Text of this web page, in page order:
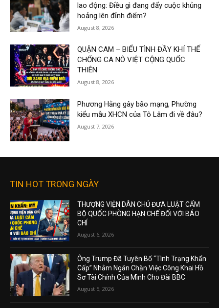
lao động: Điều gì đang đẩy cuộc khủng
hoảng lên đỉnh điểm?
August 8, 2026
QUẬN CAM – BIỂU TÌNH ĐẦY KHÍ THẾ
CHỐNG CA NÔ VIỆT CỘNG QUỐC
THIÊN
August 8, 2026
Phương Hằng gây bão mạng, Phường
kiểu mẫu XHCN của Tô Lâm đi về đâu?
August 7, 2026
TIN HOT TRONG NGÀY
THƯỢNG VIỆN DÂN CHỦ ĐƯA LUẬT CẤM
BỘ QUỐC PHÒNG HẠN CHẾ ĐỐI VỚI BÁO
CHÍ
August 6, 2026
Ông Trump Đã Tuyên Bố “Tình Trạng Khẩn
Cấp” Nhằm Ngăn Chặn Việc Công Khai Hồ
Sơ Tài Chính Của Mình Cho Đài BBC
August 5, 2026